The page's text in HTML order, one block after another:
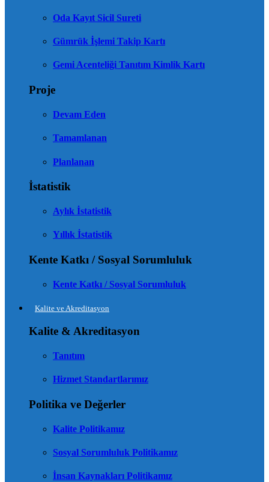
Oda Kayıt Sicil Sureti
Gümrük İşlemi Takip Kartı
Gemi Acenteliği Tanıtım Kimlik Kartı
Proje
Devam Eden
Tamamlanan
Planlanan
İstatistik
Aylık İstatistik
Yıllık İstatistik
Kente Katkı / Sosyal Sorumluluk
Kente Katkı / Sosyal Sorumluluk
Kalite ve Akreditasyon
Kalite & Akreditasyon
Tanıtım
Hizmet Standartlarımız
Politika ve Değerler
Kalite Politikamız
Sosyal Sorumluluk Politikamız
İnsan Kaynakları Politikamız